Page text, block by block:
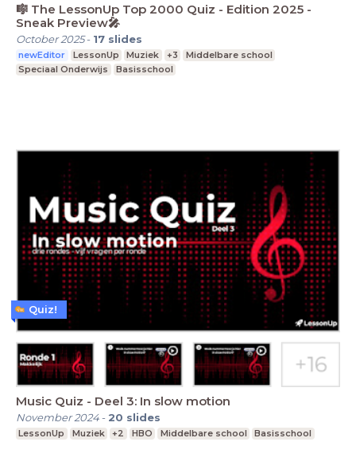
🎼 The LessonUp Top 2000 Quiz - Edition 2025 -
Sneak Preview🎤
October 2025- 17 slides
newEditor LessonUp Muziek +3
Middelbare school
Speciaal Onderwijs
Basisschool
Music Quiz - Deel 3: In slow motion
November 2024- 20 slides
LessonUp Muziek +2 HBO Middelbare school Basisschool
Quiz!